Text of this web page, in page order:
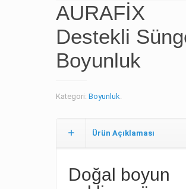
AURAFİX
Destekli
Boyunluk
Kategori: Boyunluk
Ürün Açıklaması
Doğal boyun